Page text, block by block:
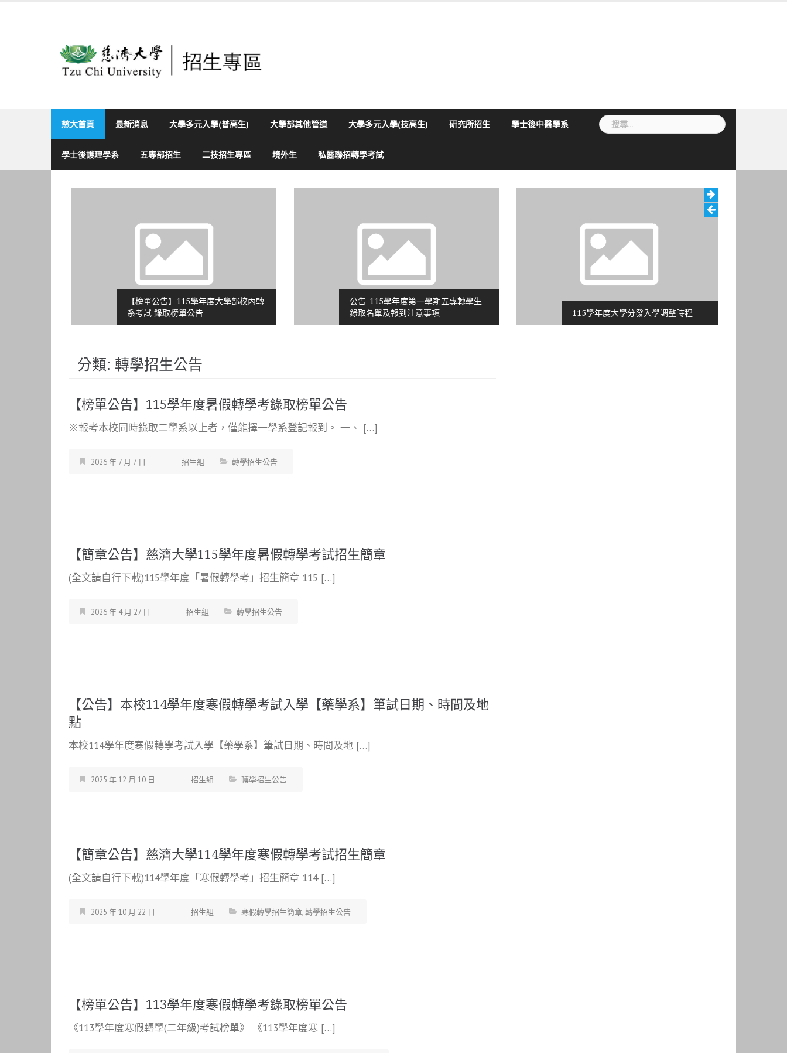
慈大首頁 最新消息 大學多元入學(普高生) 大學部其他管道 大學多元入學(技高生) 研究所招生 學士後中醫學系
學士後護理學系 五專部招生 二技招生專區 境外生 私醫聯招轉學考試
搜
尋
【榜單公告】115學年度大學部校內轉
系考試 錄取榜單公告
公告-115學年度第一學期五專轉學生
錄取名單及報到注意事項
115學年度大學分發入學調整時程
分類: 轉學招生公告
【榜單公告】115學年度暑假轉學考錄取榜單公告
※報考本校同時錄取二學系以上者，僅能擇一學系登記報到。 一、 […]
2026 年 7 月 7 日 招生組 轉學招生公告
【簡章公告】慈濟大學115學年度暑假轉學考試招生簡章
(全文請自行下載)115學年度「暑假轉學考」招生簡章 115 […]
2026 年 4 月 27 日 招生組 轉學招生公告
【公告】本校114學年度寒假轉學考試入學【藥學系】筆試日期、時間及地
點
本校114學年度寒假轉學考試入學【藥學系】筆試日期、時間及地 […]
2025 年 12 月 10 日 招生組 轉學招生公告
【簡章公告】慈濟大學114學年度寒假轉學考試招生簡章
(全文請自行下載)114學年度「寒假轉學考」招生簡章 114 […]
2025 年 10 月 22 日 招生組 寒假轉學招生簡章,轉學招生公告
【榜單公告】113學年度寒假轉學考錄取榜單公告
《113學年度寒假轉學(二年級)考試榜單》 《113學年度寒 […]